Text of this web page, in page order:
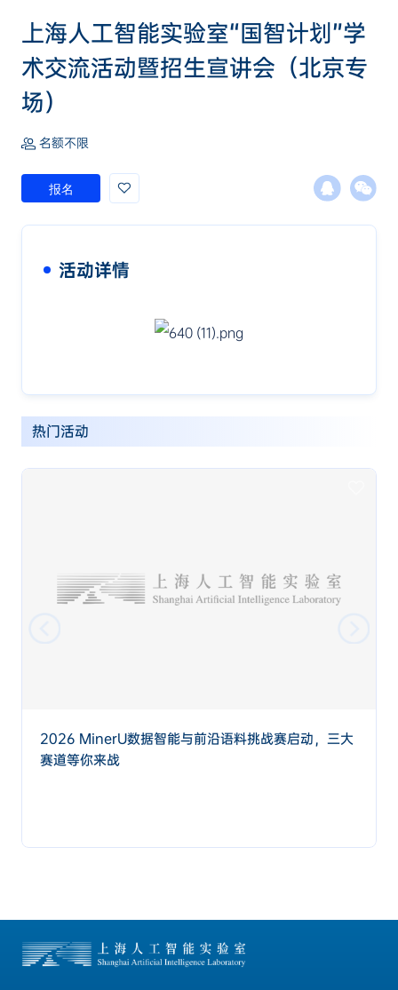
上海人工智能实验室“国智计划”学
术交流活动暨招生宣讲会（北京专
场）
名额不限
报名
活动详情
热门活动
2026 MinerU数据智能与前沿语料挑战赛启动，三大
赛道等你来战